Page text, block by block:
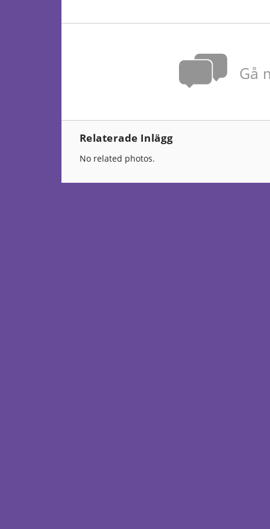
Gå
Relaterade Inlägg
No related photos.